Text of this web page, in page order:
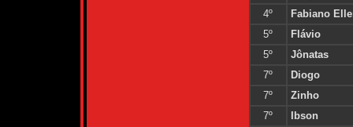
4º
Fabiano
5º
Flávio
5º
Jônatas
7º
Diogo
7º
Zinho
7º
Ibson